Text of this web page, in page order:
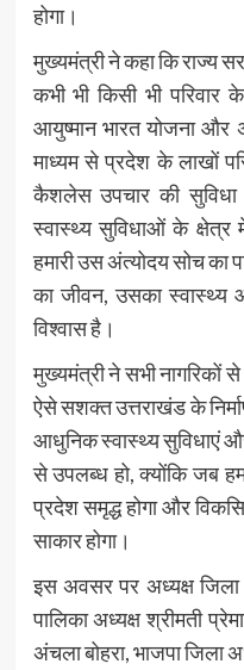
होगा।
मुख्यमंत्री ने कहा कि राज्य
कभी भी किसी भी
आयुष्मान भारत योजना और
माध्यम से प्रदेश के लाखों
कैशलेस उपचार की सुविधा
स्वास्थ्य सुविधाओं के क्षेत्र
हमारी उस अंत्योदय सोच का
का जीवन, उसका स्वास्थ्य
विश्वास है।
मुख्यमंत्री ने सभी नागरिकों
ऐसे सशक्त उत्तराखंड के
आधुनिक स्वास्थ्य सुविधाएं
से उपलब्ध हो, क्योंकि जब
प्रदेश समृद्ध होगा और
साकार होगा।
इस अवसर पर अध्यक्ष
पालिका अध्यक्ष श्रीमती
अंचला बोहरा, भाजपा जिला